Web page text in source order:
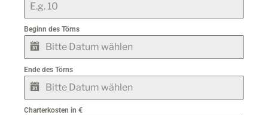
Beginn des Törns
Ende des Törns
Charterkosten in €